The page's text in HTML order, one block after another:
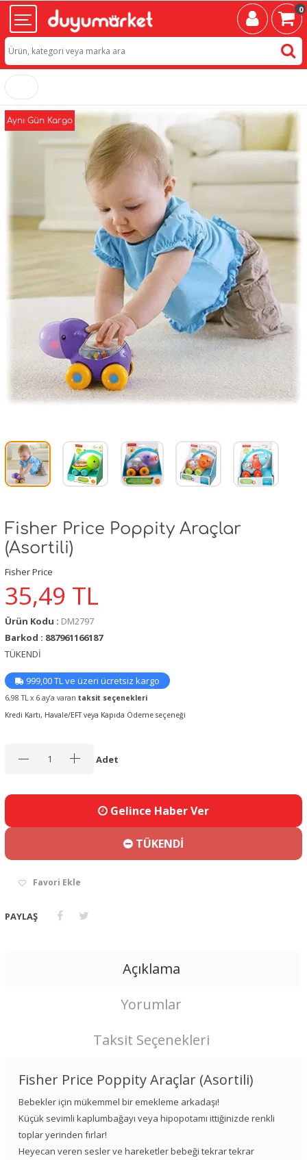
0
Aynı Gün Kargo
Fisher Price Poppity Araçlar
(Asortili)
Fisher Price
35,49 TL
Ürün Kodu : DM2797
Barkod : 887961166187
TÜKENDİ
999,00 TL ve üzeri ücretsiz kargo
6,98 TL x 6 ay’a varan taksit seçenekleri
Kredi Kartı, Havale/EFT veya Kapıda Ödeme seçeneği
Adet
Gelince Haber Ver
TÜKENDİ
Favori Ekle
PAYLAŞ
Açıklama
Yorumlar
Taksit Seçenekleri
Fisher Price Poppity Araçlar (Asortili)
Bebekler için mükemmel bir emekleme arkadaşı!
Küçük sevimli kaplumbağayı veya hipopotamı ittiğinizde renkli
toplar yerinden fırlar!
Heyecan veren sesler ve hareketler bebeği tekrar tekrar